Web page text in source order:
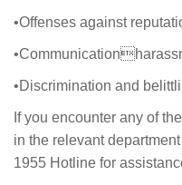
•Offenses against
•Discrimination and
If you encounter any of
in the relevant
1955 Hotline for